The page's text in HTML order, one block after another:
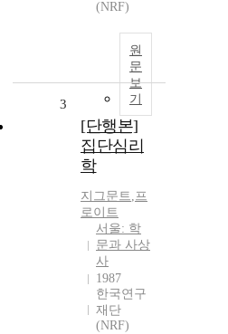
(NRF)
원
문
보
기
3
[단행본]
집단심리
학
지그문트,프
로이트
서울: 학
문과 사상
사
1987
한국연구
재단
(NRF)